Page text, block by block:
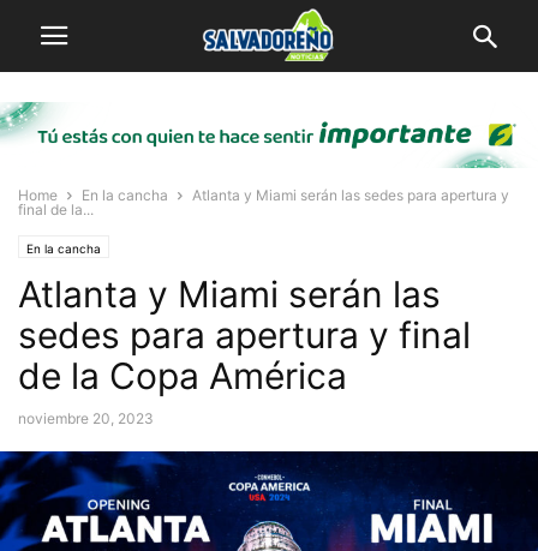
Home En la cancha
Atlanta y Miami serán las sedes para apertura y
final de la...
En la cancha
Atlanta y Miami serán las
sedes para apertura y final
de la Copa América
noviembre 20, 2023